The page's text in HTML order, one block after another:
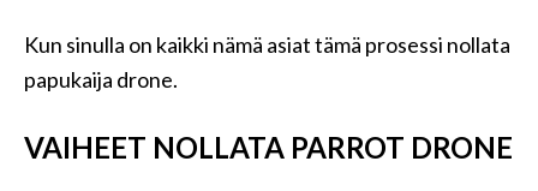
Kun sinulla on kaikki nämä asiat tämä prosessi nollata
papukaija drone.
VAIHEET NOLLATA PARROT DRONE